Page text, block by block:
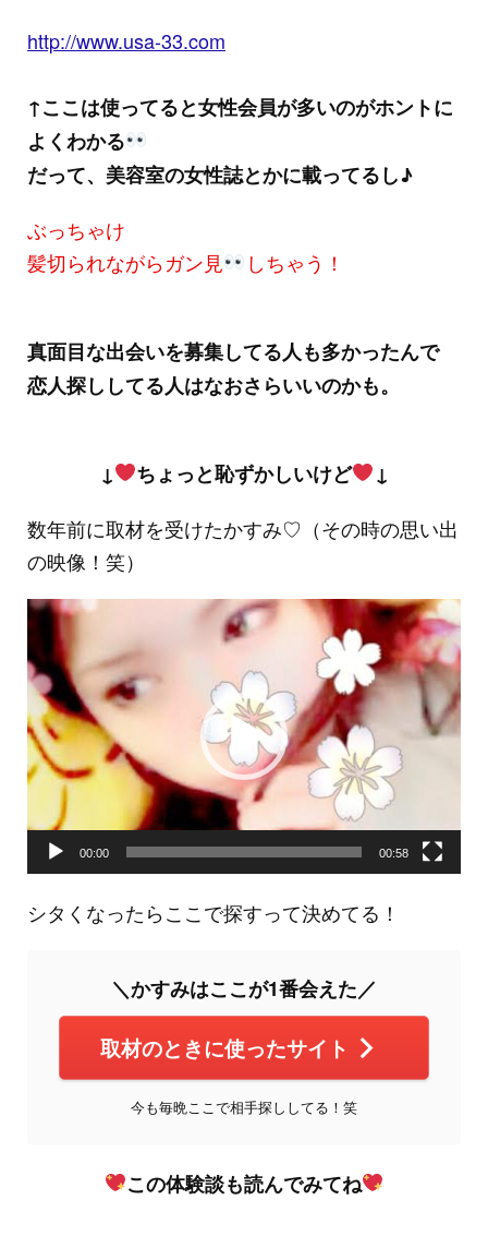
http://www.usa-33.com
↑ここは使ってると女性会員が多いのがホントに
よくわかる
だって、美容室の女性誌とかに載ってるし♪
ぶっちゃけ
髪切られながらガン見
しちゃう！
真面目な出会いを募集してる人も多かったんで
恋人探ししてる人はなおさらいいのかも。
↓ ちょっと恥ずかしいけど
↓
数年前に取材を受けたかすみ♡（その時の思い出
の映像！笑）
動
プ
レ
ー
ヤ
ー
00:00 00:58
シタくなったらここで探すって決めてる！
＼かすみはここが1番会えた／
取材のときに使ったサイト
今も毎晩ここで相手探ししてる！笑
この体験談も読んでみてね